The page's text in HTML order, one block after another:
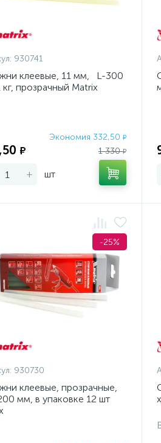
930741
клеевые, 11 мм, L-300
прозрачный Matrix
Экономия 332,50 ₽
₽ 1 330₽
+ шт
-25%
930730
клеевые, прозрачные,
мм, в упаковке 12 шт